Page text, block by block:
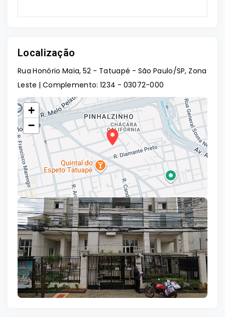
Localização
Rua Honório Maia, 52 - Tatuapé - São Paulo/SP, Zona
Leste | Complemento: 1234 - 03072-000
+
−
Leaflet